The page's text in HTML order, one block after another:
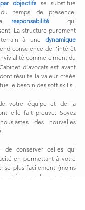
objectifs se substitue
temps de présence.
responsabilité
qui
La structure purement
à une dynamique
conscience de l’intérêt
comme ciment du
d’avocats est avant
résulte la valeur créée
le besoin des soft skills.
votre équipe et de la
elle fait preuve. Soyez
des nouvelles
de conserver celles qui
en permettant à votre
plus facilement (moins
Préservez la souplesse